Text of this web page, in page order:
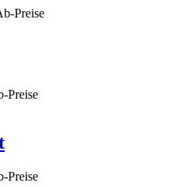
Preise
Preise
Preise